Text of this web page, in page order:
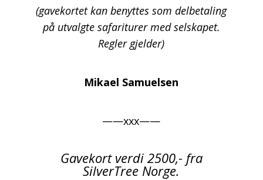
(gavekortet kan benyttes som delbetaling
på utvalgte safariturer med selskapet.
Regler gjelder)
Mikael Samuelsen
——xxx——
Gavekort verdi 2500,- fra
SilverTree Norge.